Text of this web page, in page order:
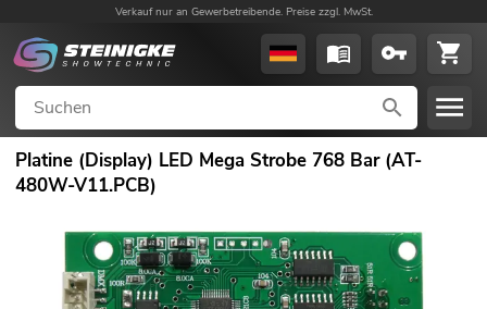
Verkauf nur an Gewerbetreibende. Preise zzgl. MwSt.
Platine (Display) LED Mega Strobe 768 Bar (AT-
480W-V11.PCB)